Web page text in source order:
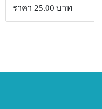
ราคา 25.00 บาท